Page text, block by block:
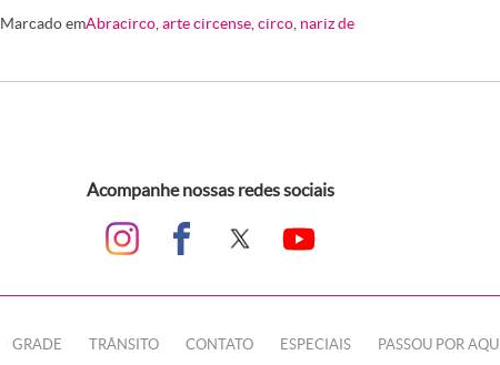
Marcado emAbracirco ,arte circense ,circo nariz de
Acompanhe nossas redes sociais
GRADE TRÂNSITO CONTATO ESPECIAIS PASSOU POR AQUI